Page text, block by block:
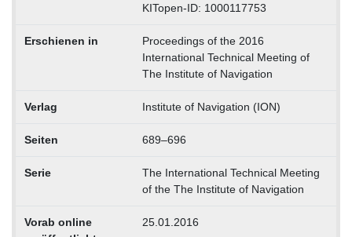
KITopen-ID: 1000117753
Erschienen in
Proceedings of the 2016
International Technical Meeting of
The Institute of Navigation
Verlag Institute of Navigation (ION)
Seiten 689–696
Serie
The International Technical Meeting
of the The Institute of Navigation
Vorab online
25.01.2016